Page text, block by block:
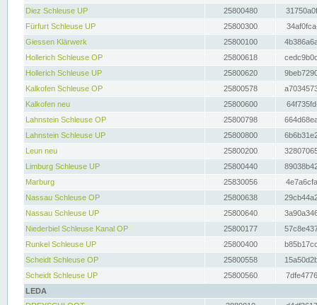
Diez Schleuse UP
25800480
Fürfurt Schleuse UP
25800300
Giessen Klärwerk
25800100
Hollerich Schleuse OP
25800618
Hollerich Schleuse UP
25800620
Kalkofen Schleuse OP
25800578
Kalkofen neu
25800600
Lahnstein Schleuse OP
25800798
Lahnstein Schleuse UP
25800800
Leun neu
25800200
Limburg Schleuse UP
25800440
Marburg
25830056
Nassau Schleuse OP
25800638
Nassau Schleuse UP
25800640
Niederbiel Schleuse Kanal OP
25800177
Runkel Schleuse UP
25800400
Scheidt Schleuse OP
25800558
Scheidt Schleuse UP
25800560
LEDA